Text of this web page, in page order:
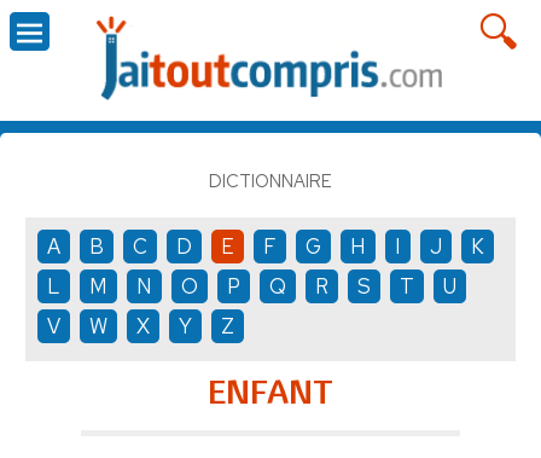
DICTIONNAIRE
A B C D E F G H I J
K
L
M N O P Q R S T
U
V
W X Y Z
ENFANT